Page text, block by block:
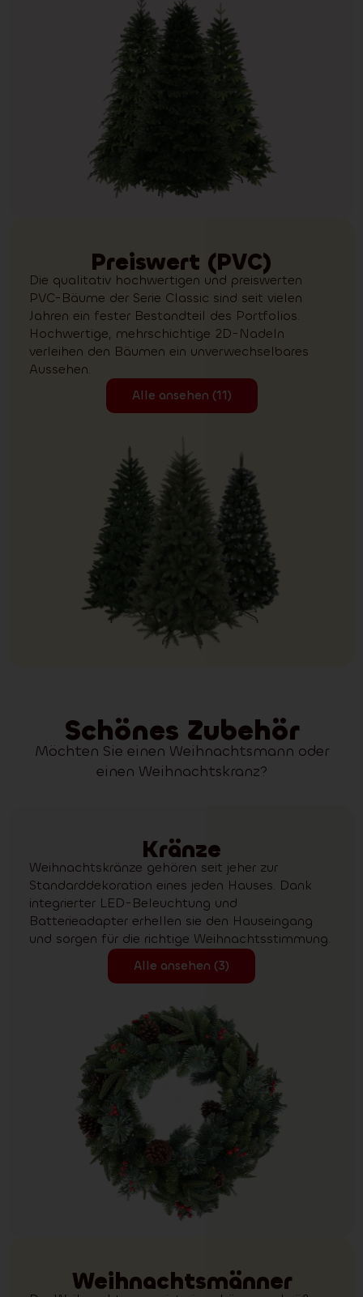
Preiswert (PVC)
Die qualitativ hochwertigen und preiswerten
PVC-Bäume der Serie Classic sind seit vielen
Jahren ein fester Bestandteil des Portfolios.
Hochwertige, mehrschichtige 2D-Nadeln
verleihen den Bäumen ein unverwechselbares
Aussehen.
Alle ansehen (11)
Schönes Zubehör
Möchten Sie einen Weihnachtsmann oder
einen Weihnachtskranz?
Kränze
Weihnachtskränze gehören seit jeher zur
Standarddekoration eines jeden Hauses. Dank
integrierter LED-Beleuchtung und
Batterieadapter erhellen sie den Hauseingang
und sorgen für die richtige Weihnachtsstimmung.
Alle ansehen (3)
Weihnachtsmänner